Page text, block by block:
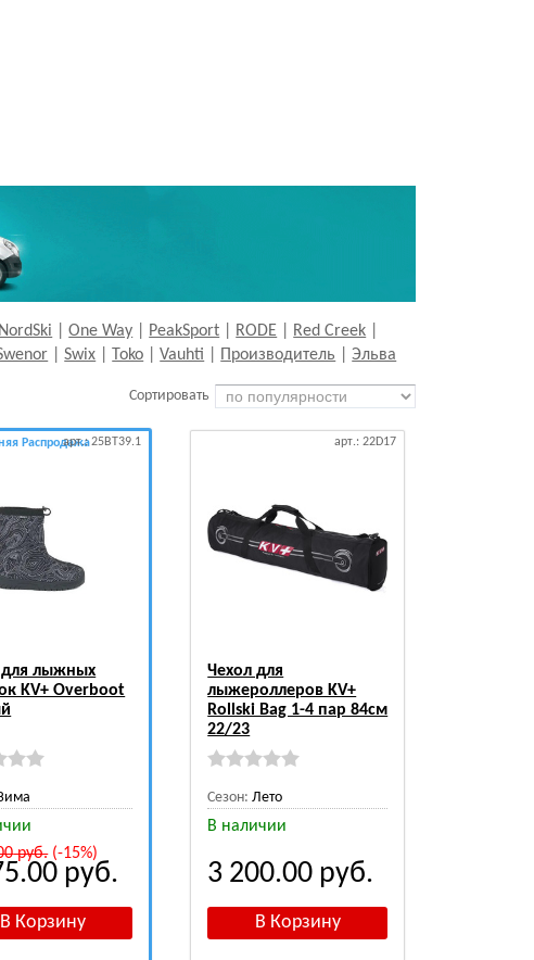
NordSki |One Way PeakSport RODE Red Creek
|Swix Toko |Vauhti Производитель |Эльва
Сортировать
Распродажаарт.: 25BT39.1
для лыжных
KV+ Overboot
руб.(-15%)
руб.
арт.: 22D17
Чехол для
лыжероллеров KV+
Rollski Bag 1-4 пар 84см
22/23
Сезон: Лето
В наличии
3 200.00 руб.